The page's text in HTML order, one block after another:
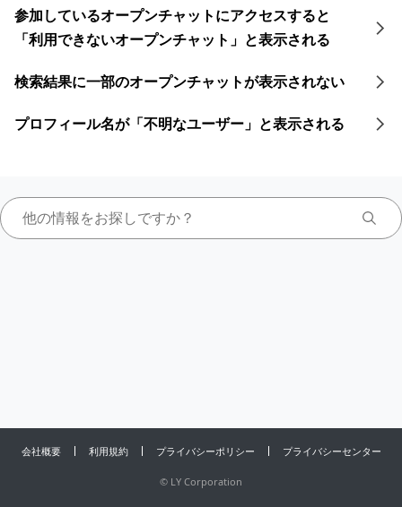
参加しているオープンチャットにアクセスすると
「利用できないオープンチャット」と表示される
検索結果に一部のオープンチャットが表示されない
プロフィール名が「不明なユーザー」と表示される
会社概要 利用規約 プライバシーポリシー プライバシーセンター
© LY Corporation